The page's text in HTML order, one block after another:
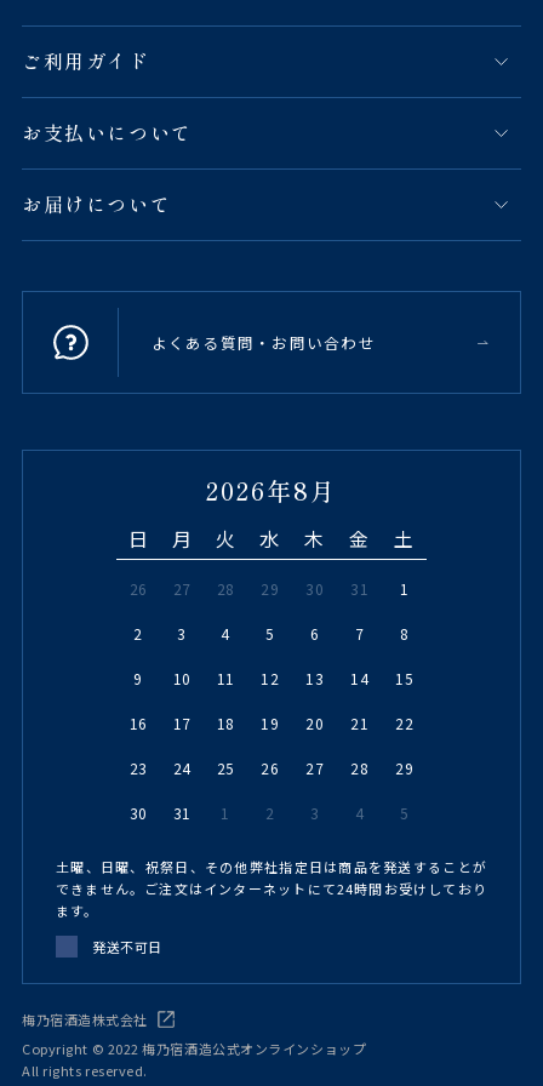
ご利用ガイド
お支払いについて
お届けについて
よくある質問・お問い合わせ
2026年8月
日 月 火 水 木 金 土
26 27 28 29 30 31 1
2 3 4 5 6 7 8
9 10 11 12 13 14 15
16 17 18 19 20 21 22
23 24 25 26 27 28 29
30 31 1 2 3 4 5
土曜、日曜、祝祭日、その他弊社指定日は商品を発送することが
できません。ご注文はインターネットにて24時間お受けしており
ます。
発送不可日
梅乃宿酒造株式会社
Copyright © 2022 梅乃宿酒造公式オンラインショップ
All rights reserved.